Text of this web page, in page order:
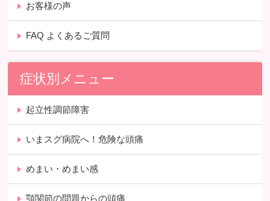
お客様の声
FAQ よくあるご質問
症状別メニュー
起立性調節障害
いまスグ病院へ！危険な頭痛
めまい・めまい感
顎関節の問題からの頭痛